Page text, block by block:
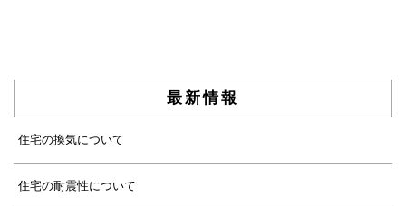
最新情報
住宅の換気について
住宅の耐震性について